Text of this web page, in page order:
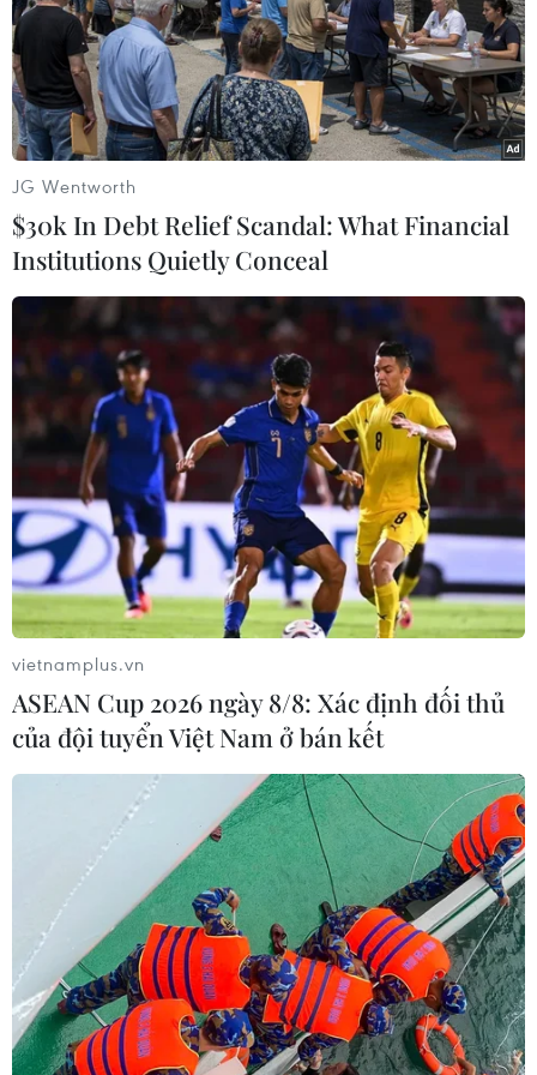
Bundesliga: 'Gã khổng lồ' Bayern Munich
thua sốc 2-4 trước VfL Bochum
12/02/2022 23:20
Bayern Munich - nhà đương kim vô địch Budesliga - đã
vấp ngã trước đội bóng đang đứng vị trí thứ 11 trên
bảng xếp hạng là VfL Bochum và 4 pha thủng lưới đều
diễn ra trong hiệp 1.
Bundesliga: Bayern, Dortmund và Leipzig
JG Wentworth
$30k In Debt Relief Scandal: What Financial
Institutions Quietly Conceal
vietnamplus.vn
ASEAN Cup 2026 ngày 8/8: Xác định đối thủ
của đội tuyển Việt Nam ở bán kết